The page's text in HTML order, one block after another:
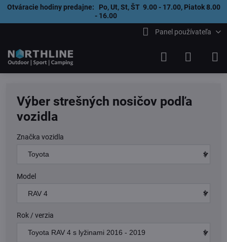
Otváracie hodiny predajne: Po, Ut, St, ŠT 9.00 - 17.00, Piatok 8.00
- 16.00
Panel používateľa
Výber strešných nosičov podľa
vozidla
Značka vozidla
Model
Rok / verzia